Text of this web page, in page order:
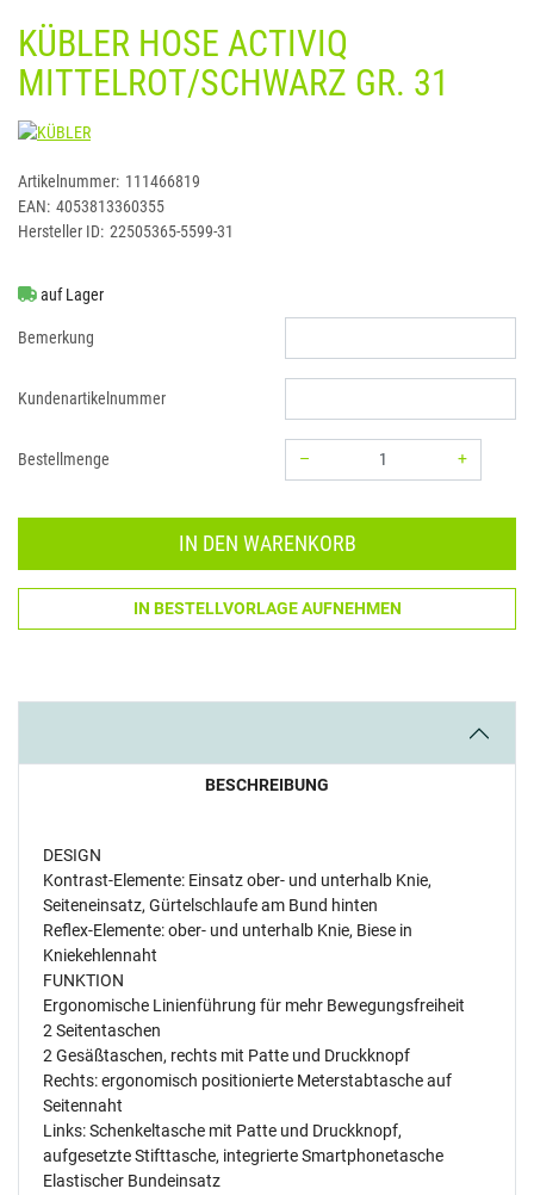
KÜBLER HOSE ACTIVIQ
MITTELROT/SCHWARZ GR. 31
KÜBLER
Artikelnummer: 111466819
EAN: 4053813360355
Hersteller ID: 22505365-5599-31
auf Lager
Bemerkung
Kundenartikelnummer
Bestellmenge –
+
IN DEN WARENKORB
IN BESTELLVORLAGE AUFNEHMEN
BESCHREIBUNG
DESIGN
Kontrast-Elemente: Einsatz ober- und unterhalb Knie,
Seiteneinsatz, Gürtelschlaufe am Bund hinten
Reflex-Elemente: ober- und unterhalb Knie, Biese in
Kniekehlennaht
FUNKTION
Ergonomische Linienführung für mehr Bewegungsfreiheit
2 Seitentaschen
2 Gesäßtaschen, rechts mit Patte und Druckknopf
Rechts: ergonomisch positionierte Meterstabtasche auf
Seitennaht
Links: Schenkeltasche mit Patte und Druckknopf,
aufgesetzte Stifttasche, integrierte Smartphonetasche
Elastischer Bundeinsatz